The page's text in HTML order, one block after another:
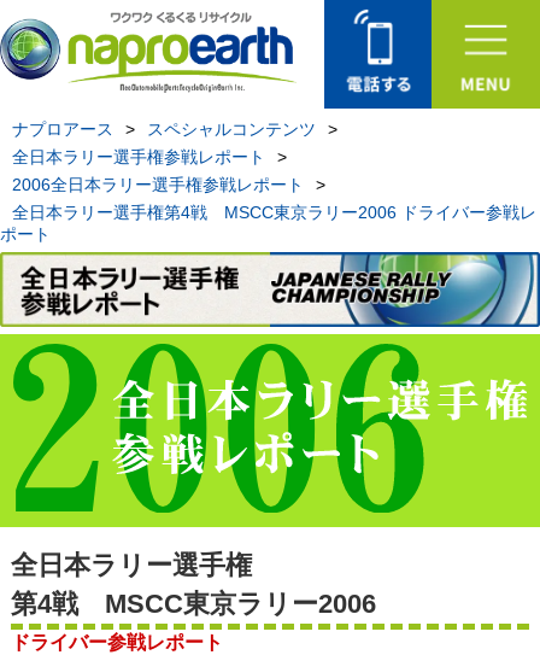
ナプロアース > スペシャルコンテンツ
>
全日本ラリー選手権参戦レポート
>
2006全日本ラリー選手権参戦レポート
>
全日本ラリー選手権第4戦 MSCC東京ラリー2006 ドライバー参戦レ
ポート
全日本ラリー選手権
第4戦 MSCC東京ラリー2006
ドライバー参戦レポート